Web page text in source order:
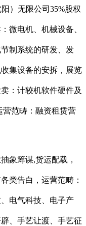
）无限公司35%股权
微电机、机械设备、
制系统的研发、发
集设备的安拆，展览
：计较机软件硬件及
营范畴：融资租赁营
筹谋,货运配载，
类告白，运营范畴：
电气科技、电子产
、手艺让渡、手艺征